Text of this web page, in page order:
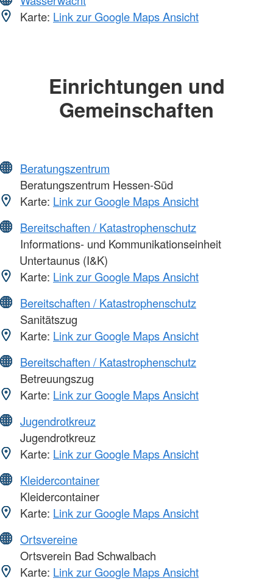
Karte: Link zur Google Maps Ansicht
Einrichtungen und
Gemeinschaften
Beratungszentrum
Beratungszentrum Hessen-Süd
Karte: Link zur Google Maps Ansicht
Bereitschaften / Katastrophenschutz
Informations- und Kommunikationseinheit
Untertaunus (I&K)
Karte: Link zur Google Maps Ansicht
Bereitschaften / Katastrophenschutz
Sanitätszug
Karte: Link zur Google Maps Ansicht
Bereitschaften / Katastrophenschutz
Betreuungszug
Karte: Link zur Google Maps Ansicht
Jugendrotkreuz
Jugendrotkreuz
Karte: Link zur Google Maps Ansicht
Kleidercontainer
Kleidercontainer
Karte: Link zur Google Maps Ansicht
Ortsvereine
Ortsverein Bad Schwalbach
Karte: Link zur Google Maps Ansicht